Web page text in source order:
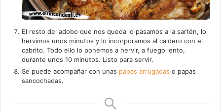
El resto del adobo que nos queda lo pasamos a la sartén, lo
hervimos unos minutos y lo incorporamos al caldero con el
cabrito. Todo ello lo ponemos a hervir, a fuego lento,
durante unos 10 minutos. Listo para servir.
Se puede acompañar con unas papas arrugadas o papas
sancochadas.